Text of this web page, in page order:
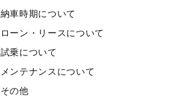
納車時期について
ローン・リースについて
試乗について
メンテナンスについて
その他